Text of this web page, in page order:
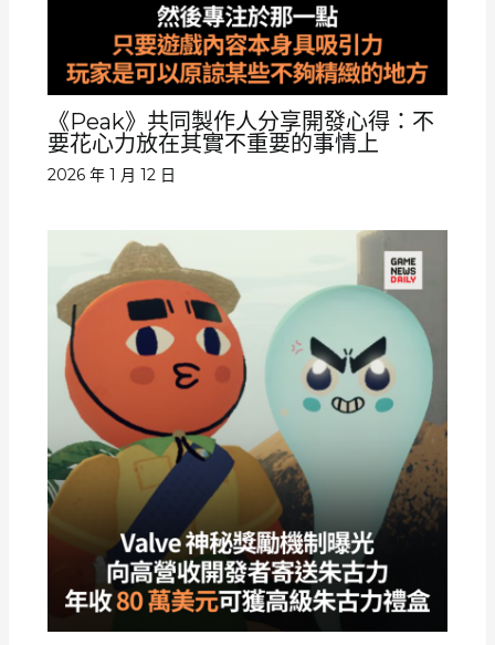
《Peak》共同製作人分享開發心得：不
要花心力放在其實不重要的事情上
2026 年 1 月 12 日